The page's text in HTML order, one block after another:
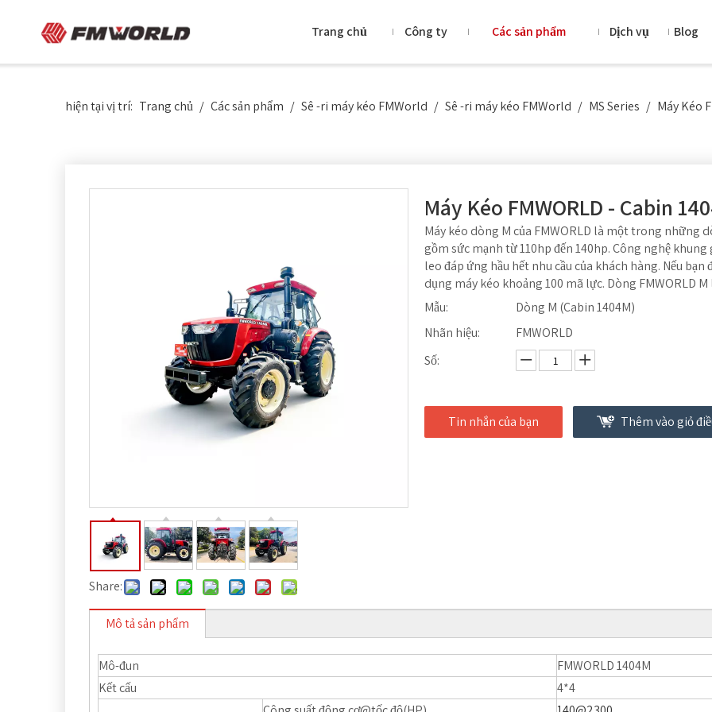
Trang chủ Công ty Các sản phẩm Dịch vụ Blog
hiện tại vị trí: Trang chủ / Các sản phẩm / Sê -ri máy kéo FMWorld / Sê -ri máy kéo FMWorld / MS Series / Máy Kéo
Share:
Máy Kéo FMWORLD - Cabin
Máy kéo dòng M của FMWORLD là một trong những
gồm sức mạnh từ 110hp đến 140hp. Công nghệ
leo đáp ứng hầu hết nhu cầu của khách hàng. Nếu
dụng máy kéo khoảng 100 mã lực. Dòng FMWORLD
Mẫu:
Dòng M (Cabin 1404M)
Nhãn hiệu:
FMWORLD
Số:
Tin nhắn của bạn Thêm vào giỏ
Mô tả sản phẩm
Mô-đun
FMWORLD 1404M
Kết cấu
4*4